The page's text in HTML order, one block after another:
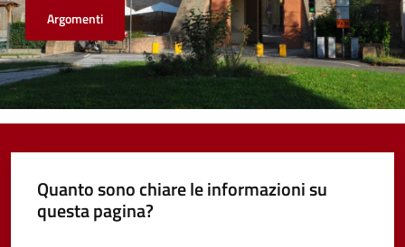
Argomenti
Quanto sono chiare le informazioni su
questa pagina?